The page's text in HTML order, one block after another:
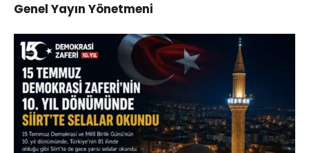
Genel Yayın Yönetmeni